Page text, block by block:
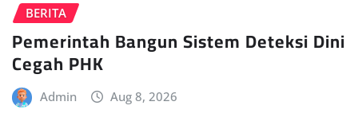
BERITA
Pemerintah Bangun Sistem Deteksi Dini
Cegah PHK
Admin Aug 8, 2026